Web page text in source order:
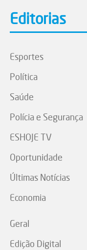
Editorias
Esportes
Política
Saúde
Polícia e Segurança
ESHOJE TV
Oportunidade
Últimas Notícias
Economia
Geral
Edição Digital